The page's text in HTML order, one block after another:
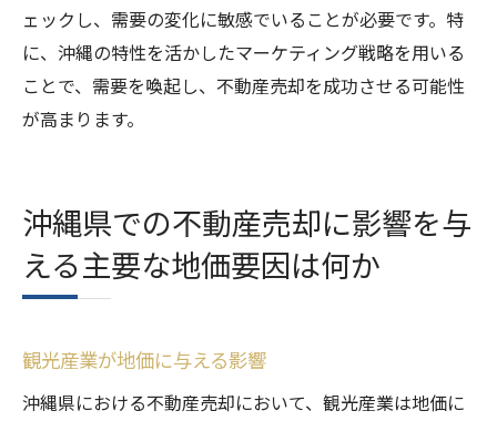
ェックし、需要の変化に敏感でいることが必要です。特
に、沖縄の特性を活かしたマーケティング戦略を用いる
ことで、需要を喚起し、不動産売却を成功させる可能性
が高まります。
沖縄県での不動産売却に影響を与
える主要な地価要因は何か
観光産業が地価に与える影響
沖縄県における不動産売却において、観光産業は地価に